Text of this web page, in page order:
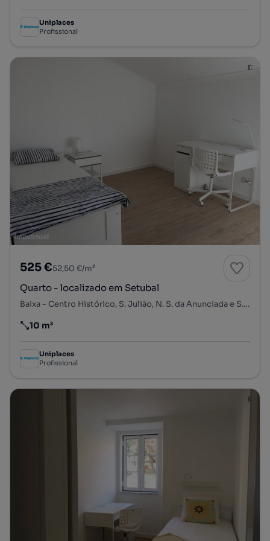
Uniplaces
Profissional
525 €52,50 €/m²
Quarto - localizado em Setubal
Baixa - Centro Histórico, S. Julião, N. S. da Anunciada e S. Maria da Graça, Setúbal, Setúbal
Preço por metro quadrado
10 m²
Uniplaces
Profissional